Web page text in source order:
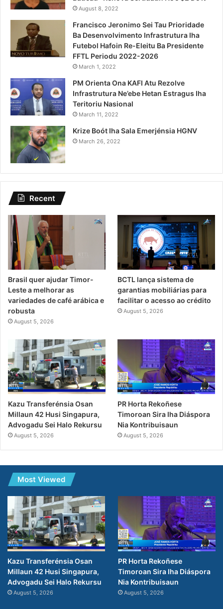
August 8, 2022
Francisco Jeronimo Sei Tau Prioridade
Ba Desenvolvimento Infrastrutura Iha
Futebol Hafoin Re-Eleitu Ba Presidente
FFTL Periodu 2022-2026
March 1, 2022
PM Orienta Ona KAFI Atu Rezolve
Infrastrutura Ne’ebe Hetan Estragus Iha
Teritoriu Nasional
March 11, 2022
Krize Boót Iha Sala Emerjénsia HGNV
March 26, 2022
Recent
Brasil quer ajudar Timor-
Leste a melhorar as
variedades de café arábica e
robusta
August 5, 2026
BCTL lança sistema de
garantias mobiliárias para
facilitar o acesso ao crédito
August 5, 2026
Kazu Transferénsia Osan
Millaun 42 Husi Singapura,
Advogadu Sei Halo Rekursu
August 5, 2026
PR Horta Rekoñese
Timoroan Sira Iha Diáspora
Nia Kontribuisaun
August 5, 2026
Most Viewed
Kazu Transferénsia Osan
Millaun 42 Husi Singapura,
Advogadu Sei Halo Rekursu
August 5, 2026
PR Horta Rekoñese
Timoroan Sira Iha Diáspora
Nia Kontribuisaun
August 5, 2026